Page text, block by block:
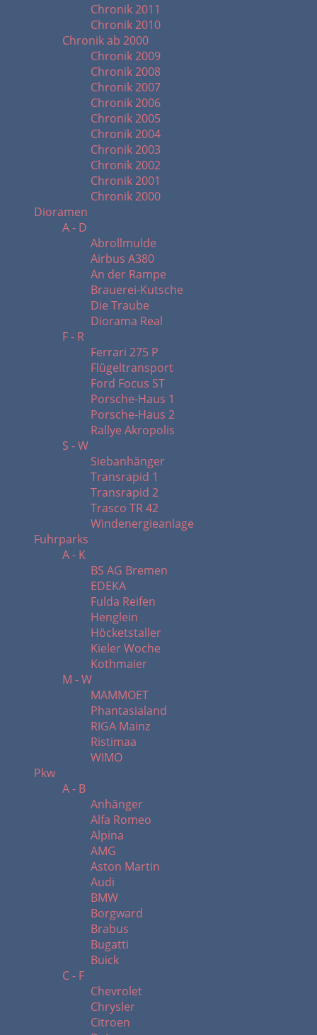
Chronik 2011
Chronik 2010
Chronik ab 2000
Chronik 2009
Chronik 2008
Chronik 2007
Chronik 2006
Chronik 2005
Chronik 2004
Chronik 2003
Chronik 2002
Chronik 2001
Chronik 2000
Dioramen
A - D
Abrollmulde
Airbus A380
An der Rampe
Brauerei-Kutsche
Die Traube
Diorama Real
F - R
Ferrari 275 P
Flügeltransport
Ford Focus ST
Porsche-Haus 1
Porsche-Haus 2
Rallye Akropolis
S - W
Siebanhänger
Transrapid 1
Transrapid 2
Trasco TR 42
Windenergieanlage
Fuhrparks
A - K
BS AG Bremen
EDEKA
Fulda Reifen
Henglein
Höcketstaller
Kieler Woche
Kothmaier
M - W
MAMMOET
Phantasialand
RIGA Mainz
Ristimaa
WIMO
Pkw
A - B
Anhänger
Alfa Romeo
Alpina
AMG
Aston Martin
Audi
BMW
Borgward
Brabus
Bugatti
Buick
C - F
Chevrolet
Chrysler
Citroen